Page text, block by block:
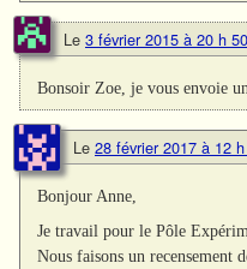
Le 3 février 2015 à 20 h
Bonsoir Zoe, je vous envoie
Le 28 février 2017 à 12
Bonjour Anne,
Je travail pour le Pôle
Nous faisons un recensement